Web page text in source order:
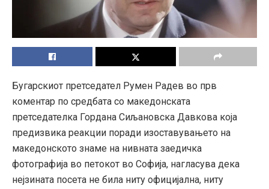
Бугарскиот претседател Румен Радев во прв
коментар по средбата со македонската
претседателка Гордана Сиљановска Давкова која
предизвика реакции поради изоставувањето на
македонското знаме на нивната заедичка
фотографија во петокот во Софија, нагласува дека
нејзината посета не била ниту официјална, ниту